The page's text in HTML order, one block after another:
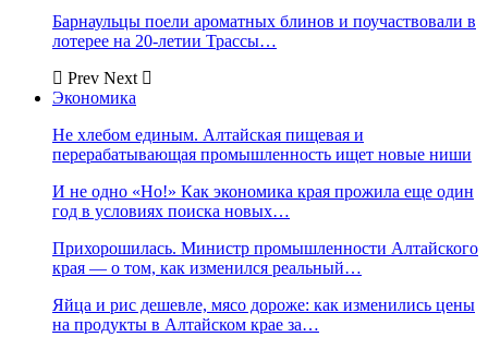
Барнаульцы поели ароматных блинов и поучаствовали в
лотерее на 20-летии Трассы…
Prev Next
Экономика
Не хлебом единым. Алтайская пищевая и
перерабатывающая промышленность ищет новые ниши
И не одно «Но!» Как экономика края прожила еще один
год в условиях поиска новых…
Прихорошилась. Министр промышленности Алтайского
края — о том, как изменился реальный…
Яйца и рис дешевле, мясо дороже: как изменились цены
на продукты в Алтайском крае за…